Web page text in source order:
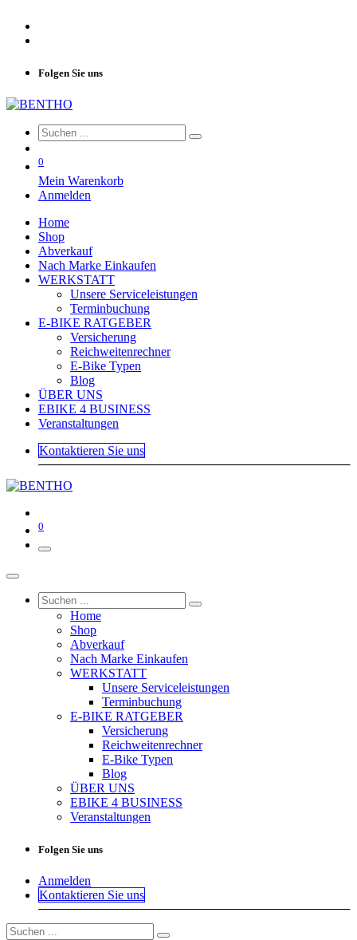
Folgen Sie uns
0
Mein Warenkorb
Anmelden
Home
Shop
Abverkauf
Nach Marke Einkaufen
WERKSTATT
Unsere Serviceleistungen
Terminbuchung
E-BIKE RATGEBER
Versicherung
Reichweitenrechner
E-Bike Typen
Blog
ÜBER UNS
EBIKE 4 BUSINESS
Veranstaltungen
Kontaktieren Sie uns
0
Home
Shop
Abverkauf
Nach Marke Einkaufen
WERKSTATT
Unsere Serviceleistungen
Terminbuchung
E-BIKE RATGEBER
Versicherung
Reichweitenrechner
E-Bike Typen
Blog
ÜBER UNS
EBIKE 4 BUSINESS
Veranstaltungen
Folgen Sie uns
Anmelden
Kontaktieren Sie uns